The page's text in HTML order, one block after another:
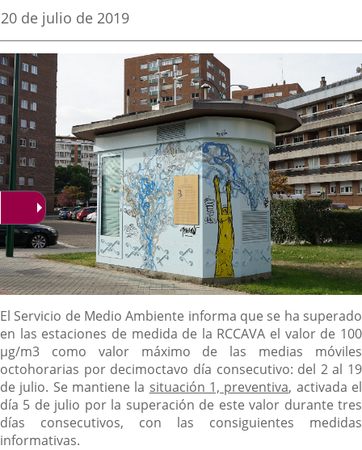
aplicación
externa.
aplicación
externa.
Fecha
la
noticia
20 de julio de 2019
Descripción
El Servicio de Medio Ambiente informa que se ha superado
en las estaciones de medida de la RCCAVA el valor de 100
µg/m3 como valor máximo de las medias móviles
octohorarias por decimoctavo día consecutivo: del 2 al 19
de julio. Se mantiene la situación 1, preventiva, activada el
día 5 de julio por la superación de este valor durante tres
días consecutivos, con las consiguientes medidas
informativas.